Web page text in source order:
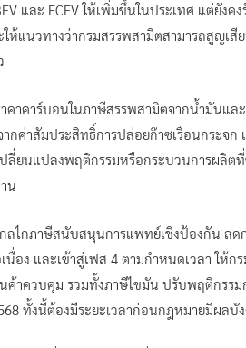
และ FCEV ให้เพิ่มขึ้นในประเทศ แต่ยังค
ห้แนวทางว่ากรมสรรพสามิตสามารถสูญเสี
คาคาร์บอนในภาษีสรรพสามิตจากน้ำมันแ
ากค่าสัมประสิทธิ์การปล่อยก๊าซเรือนกระจ
ปลี่ยนแปลงพฤติกรรมหรือกระบวนการผลิต
น
ลไกภาษีสนับสนุนการแพทย์เชิงป้องกัน ล
อง และเข้าสู่เฟส 4 ตามกำหนดเวลา ให้
ค้าควบคุม รวมทั้งภาษีไขมัน ปรับพฤติกรรม
ทั้งนี้ต้องมีระยะเวลาก่อนกฎหมายมีผล